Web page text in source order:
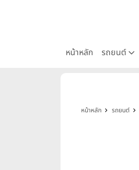
หน้าหลัก รถยนต์
หน้าหลัก รถยนต์